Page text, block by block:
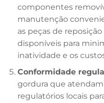
componentes
manutenção
as peças de
disponíveis para
inatividade e os
Conformidade
gordura que
regulatórios locais